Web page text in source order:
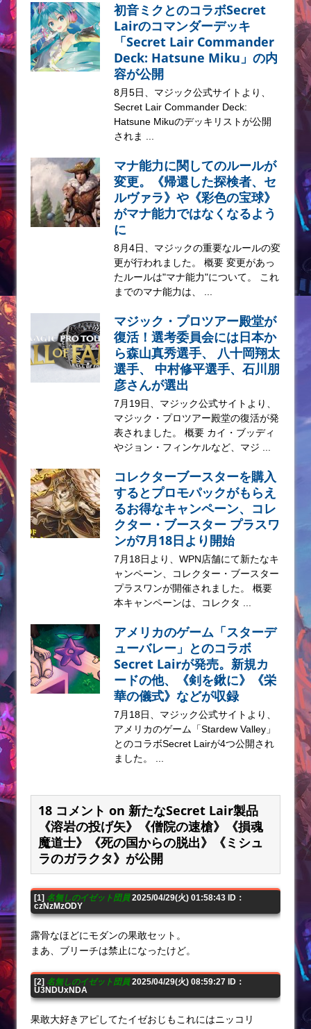
初音ミクとのコラボSecret
Lairのコマンダーデッキ
「Secret Lair Commander
Deck: Hatsune Miku」の内
容が公開
8月5日、マジック公式サイトより、
Secret Lair Commander Deck:
Hatsune Mikuのデッキリストが公開
されま ...
マナ能力に関してのルールが
変更。《帰還した探検者、セ
ルヴァラ》や《彩色の宝球》
がマナ能力ではなくなるよう
に
8月4日、マジックの重要なルールの変
更が行われました。 概要 変更があっ
たルールは"マナ能力"について。 これ
までのマナ能力は、 ...
マジック・プロツアー殿堂が
復活！選考委員会には日本か
ら森山真秀選手、 八十岡翔太
選手、 中村修平選手、石川朋
彦さんが選出
7月19日、マジック公式サイトより、
マジック・プロツアー殿堂の復活が発
表されました。 概要 カイ・ブッディ
やジョン・フィンケルなど、マジ ...
コレクターブースターを購入
するとプロモパックがもらえ
るお得なキャンペーン、コレ
クター・ブースター プラスワ
ンが7月18日より開始
7月18日より、WPN店舗にて新たなキ
ャンペーン、コレクター・ブースター
プラスワンが開催されました。 概要
本キャンペーンは、コレクタ ...
アメリカのゲーム「スターデ
ューバレー」とのコラボ
Secret Lairが発売。新規カ
ードの他、《剣を鍬に》《栄
華の儀式》などが収録
7月18日、マジック公式サイトより、
アメリカのゲーム「Stardew Valley」
とのコラボSecret Lairが4つ公開され
ました。 ...
18 コメント on 新たなSecret Lair製品
《溶岩の投げ矢》《僧院の速槍》《損魂
魔道士》《死の国からの脱出》《ミシュ
ラのガラクタ》が公開
[1] 名無しのイゼット団員2025/04/29(火) 01:58:43 ID：
czNzMzODY
露骨なほどにモダンの果敢セット。
まあ、ブリーチは禁止になったけど。
[2] 名無しのイゼット団員2025/04/29(火) 08:59:27 ID：
U3NDUxNDA
果敢大好きアピしてたイゼおじもこれにはニッコリ